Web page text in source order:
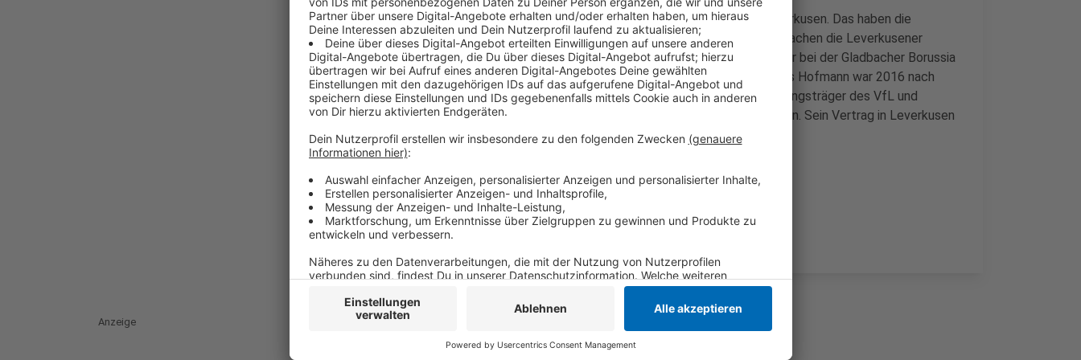
Der Offensivspieler wechselt zum Liga-Konkurrenten Bayer Leverkusen. Das haben die
Rheinländer am Mittwoch (05.07.) bestätigt. Laut dem "Kicker" machen die Leverkusener
damit Gebrauch von einer Ausstiegsklausel, die der Nationalspieler bei der Gladbacher Borussia
hat. Sie soll in einer Höhe von etwa 10 Millionen Euro liegen. Jonas Hofmann war 2016 nach
Mönchengladbach gewechselt. Hier wurde er zu einem der Leistungsträger des VfL und
erzielte allein in der abgelaufenen Saison zwölf Tore für die Fohlen. Sein Vertrag in Leverkusen
geht über insgesamt drei Jahre.
Anzeige
Anzeige